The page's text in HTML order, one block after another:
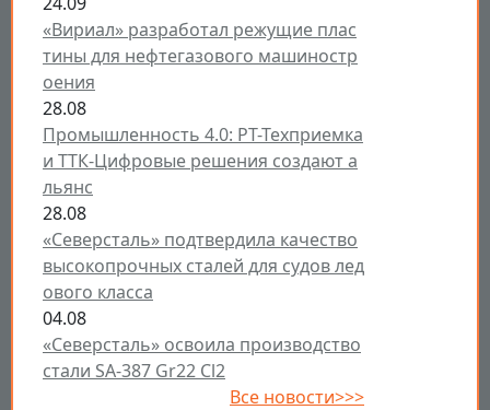
«Вириал» разработал режущие плас
тины для нефтегазового машиностр
оения
28.08
Промышленность 4.0: РТ-Техприемка
и ТТК-Цифровые решения создают а
льянс
28.08
«Северсталь» подтвердила качество
высокопрочных сталей для судов лед
ового класса
04.08
«Северсталь» освоила производство
стали SA-387 Gr22 Cl2
Все новости>>>